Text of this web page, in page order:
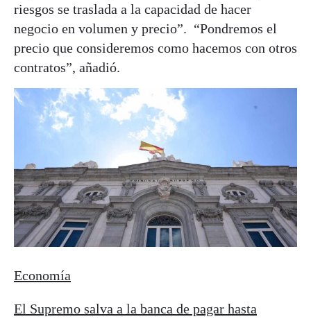
riesgos se traslada a la capacidad de hacer
negocio en volumen y precio”. “Pondremos el
precio que consideremos como hacemos con otros
contratos”, añadió.
Economía
El Supremo salva a la banca de pagar hasta